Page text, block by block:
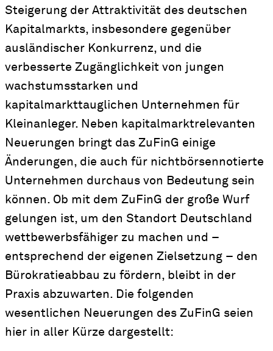
Steigerung der Attraktivität des deutschen
Kapitalmarkts, insbesondere gegenüber
ausländischer Konkurrenz, und die
verbesserte Zugänglichkeit von jungen
wachstumsstarken und
kapitalmarkttauglichen Unternehmen für
Kleinanleger. Neben kapitalmarktrelevanten
Neuerungen bringt das ZuFinG einige
Änderungen, die auch für nichtbörsennotierte
Unternehmen durchaus von Bedeutung sein
können. Ob mit dem ZuFinG der große Wurf
gelungen ist, um den Standort Deutschland
wettbewerbsfähiger zu machen und –
entsprechend der eigenen Zielsetzung – den
Bürokratieabbau zu fördern, bleibt in der
Praxis abzuwarten. Die folgenden
wesentlichen Neuerungen des ZuFinG seien
hier in aller Kürze dargestellt: